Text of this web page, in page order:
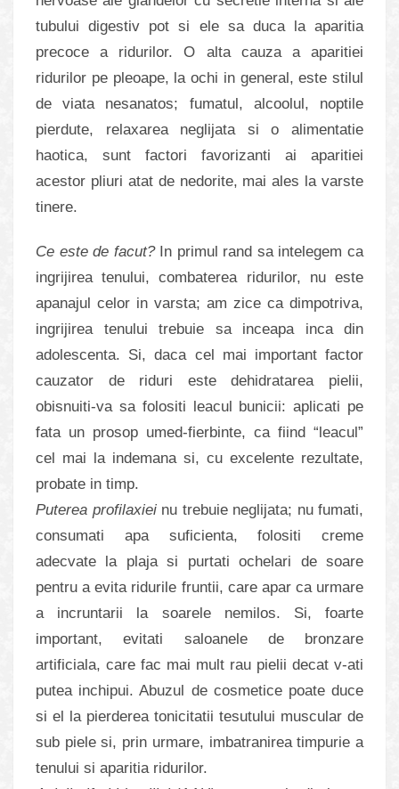
tubului digestiv pot si ele sa duca la aparitia
precoce a ridurilor. O alta cauza a aparitiei
ridurilor pe pleoape, la ochi in general, este stilul
de viata nesanatos; fumatul, alcoolul, noptile
pierdute, relaxarea neglijata si o alimentatie
haotica, sunt factori favorizanti ai aparitiei
acestor pliuri atat de nedorite, mai ales la varste
tinere.
Ce este de facut?In primul rand sa intelegem ca
ingrijirea tenului, combaterea ridurilor, nu este
apanajul celor in varsta; am zice ca dimpotriva,
ingrijirea tenului trebuie sa inceapa inca din
adolescenta. Si, daca cel mai important factor
cauzator de riduri este dehidratarea pielii,
obisnuiti-va sa folositi leacul bunicii: aplicati pe
fata un prosop umed-fierbinte, ca fiind “leacul”
cel mai la indemana si, cu excelente rezultate,
probate in timp.
Puterea profilaxieinu trebuie neglijata; nu fumati,
consumati apa suficienta, folositi creme
adecvate la plaja si purtati ochelari de soare
pentru a evita ridurile fruntii, care apar ca urmare
a incruntarii la soarele nemilos. Si, foarte
important, evitati saloanele de bronzare
artificiala, care fac mai mult rau pielii decat v-ati
putea inchipui. Abuzul de cosmetice poate duce
si el la pierderea tonicitatii tesutului muscular de
sub piele si, prin urmare, imbatranirea timpurie a
tenului si aparitia ridurilor.